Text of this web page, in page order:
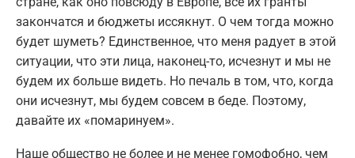
закончатся и бюджеты иссякнут. О чем тогда можно
будет шуметь? Единственное, что меня радует в этой
ситуации, что эти лица, наконец-то, исчезнут и мы не
будем их больше видеть. Но печаль в том, что, когда
они исчезнут, мы будем совсем в беде. Поэтому,
давайте их «помаринуем».
Наше общество не более и не менее гомофобно, чем